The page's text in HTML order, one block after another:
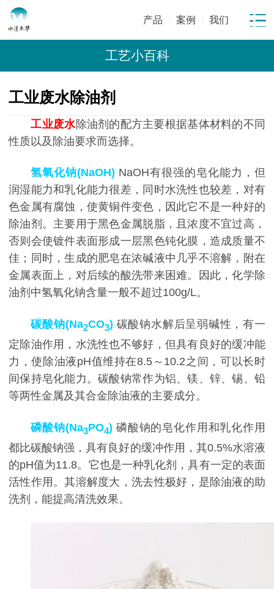
产品 案例 我们
工艺小百科
工业废水除油剂
工业废水除油剂的配方主要根据基体材料的不同
性质以及除油要求而选择。
氢氧化钠(NaOH) NaOH有很强的皂化能力，但
润湿能力和乳化能力很差，同时水洗性也较差，对有
色金属有腐蚀，使黄铜件变色，因此它不是一种好的
除油剂。 主要用于黑色金属脱脂，且浓度不宜过高，
否则会使镀件表面形成一层黑色钝化膜，造成质量不
佳；同时，生成的肥皂在浓碱液中几乎不溶解，附在
金属表面上，对后续的酸洗带来困难。因此，化学除
油剂中氢氧化钠含量一般不超过100g/L。
碳酸钠(Na2CO3) 碳酸钠水解后呈弱碱性，有一
定除油作用，水洗性也不够好，但具有良好的缓冲能
力，使除油液pH值维持在8.5～10.2之间，可以长时
间保持皂化能力。碳酸钠常作为铝、镁、锌、锡、铅
等两性金属及其合金除油液的主要成分。
磷酸钠(Na3PO4) 磷酸钠的皂化作用和乳化作用
都比碳酸钠强，具有良好的缓冲作用，其0.5%水溶液
的pH值为11.8。它也是一种乳化剂，具有一定的表面
活性作用。其溶解度大，洗去性极好，是除油液的助
洗剂，能提高清洗效果。